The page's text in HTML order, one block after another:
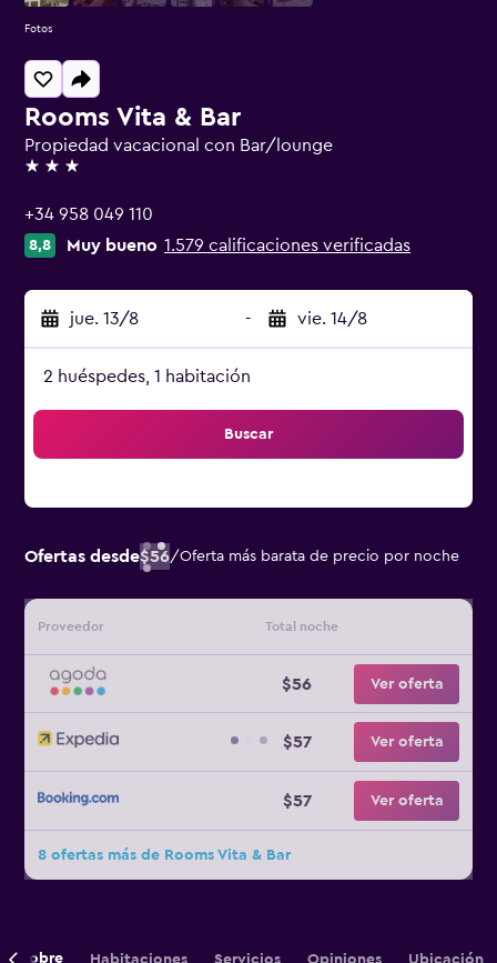
Rooms Vita & Bar
Propiedad vacacional con Bar/lounge
3 estrellas
+34 958 049 110
8,8 Muy bueno 1.579 calificaciones verificadas
jue. 13/8 - vie. 14/8
2 huéspedes, 1 habitación
Buscar
Ofertas desde$56/Oferta más barata de precio por noche
Proveedor Total noche
$56 Ver oferta
$57 Ver oferta
$57 Ver oferta
8 ofertas más de Rooms Vita & Bar
Fotos
Sobre Habitaciones Servicios Opiniones Ubicación